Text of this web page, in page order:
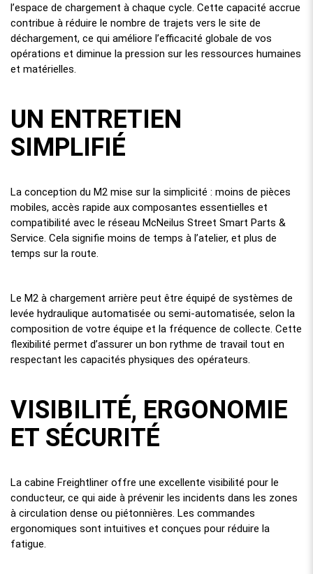
l’espace de chargement à chaque cycle. Cette capacité accrue
contribue à réduire le nombre de trajets vers le site de
déchargement, ce qui améliore l’efficacité globale de vos
opérations et diminue la pression sur les ressources humaines
et matérielles.
UN ENTRETIEN
SIMPLIFIÉ
La conception du M2 mise sur la simplicité : moins de pièces
mobiles, accès rapide aux composantes essentielles et
compatibilité avec le réseau McNeilus Street Smart Parts &
Service. Cela signifie moins de temps à l’atelier, et plus de
temps sur la route.
Le M2 à chargement arrière peut être équipé de systèmes de
levée hydraulique automatisée ou semi-automatisée, selon la
composition de votre équipe et la fréquence de collecte. Cette
flexibilité permet d’assurer un bon rythme de travail tout en
respectant les capacités physiques des opérateurs.
VISIBILITÉ, ERGONOMIE
ET SÉCURITÉ
La cabine Freightliner offre une excellente visibilité pour le
conducteur, ce qui aide à prévenir les incidents dans les zones
à circulation dense ou piétonnières. Les commandes
ergonomiques sont intuitives et conçues pour réduire la
fatigue.